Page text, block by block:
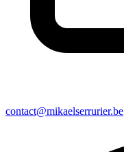
contact@mikaelserrurier.be